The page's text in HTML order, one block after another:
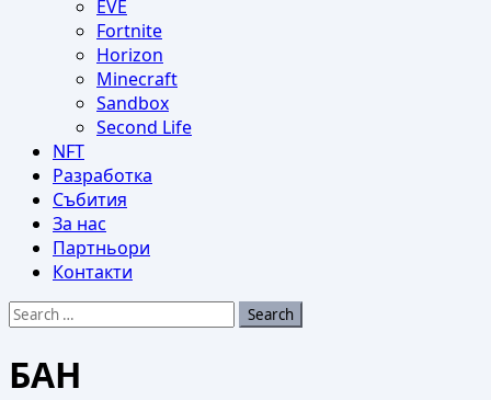
EVE
Fortnite
Horizon
Minecraft
Sandbox
Second Life
NFT
Разработка
Събития
За нас
Партньори
Контакти
Search
БАН